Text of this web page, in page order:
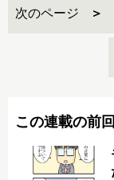
次のページ
この連載の前